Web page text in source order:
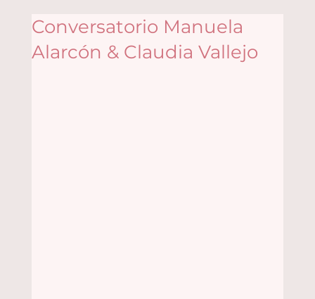
Conversatorio Manuela
Alarcón & Claudia Vallejo